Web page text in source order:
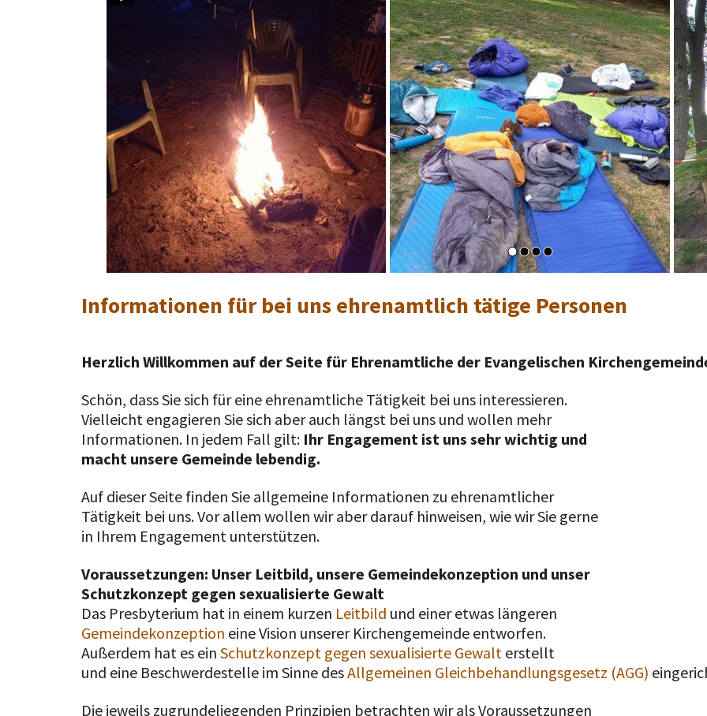
Informationen für bei uns ehrenamtlich tätige Personen
Herzlich Willkommen auf der Seite für Ehrenamtliche der Evangelischen
Schön, dass Sie sich für eine ehrenamtliche Tätigkeit bei uns interessieren.
Vielleicht engagieren Sie sich aber auch längst bei uns und wollen mehr
Informationen. In jedem Fall gilt: Ihr Engagement ist uns sehr wichtig und
macht unsere Gemeinde lebendig.
Auf dieser Seite finden Sie allgemeine Informationen zu ehrenamtlicher
Tätigkeit bei uns. Vor allem wollen wir aber darauf hinweisen, wie wir Sie gerne
in Ihrem Engagement unterstützen.
Voraussetzungen: Unser Leitbild, unsere Gemeindekonzeption und unser
Schutzkonzept gegen sexualisierte Gewalt
Das Presbyterium hat in einem kurzen Leitbild und einer etwas längeren
Gemeindekonzeption eine Vision unserer Kirchengemeinde entworfen.
Außerdem hat es ein Schutzkonzept gegen sexualisierte Gewalt erstellt
und eine Beschwerdestelle im Sinne desAllgemeinen Gleichbehandlungsgesetz (AGG)
Die jeweils zugrundeliegenden Prinzipien betrachten wir als Voraussetzungen